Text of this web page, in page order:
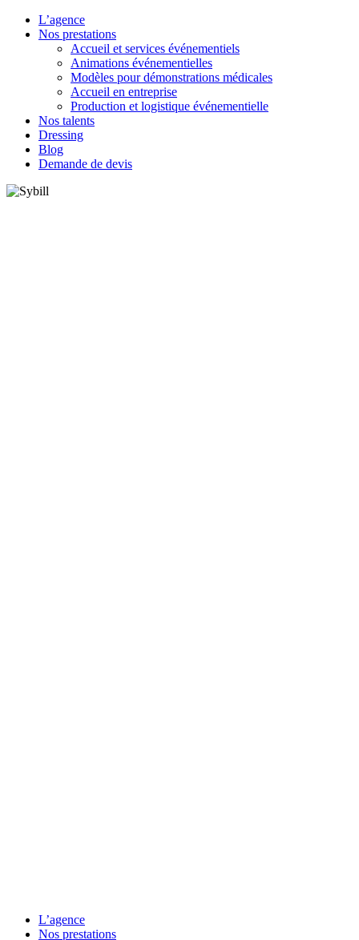
L’agence
Nos prestations
Accueil et services événementiels
Animations événementielles
Modèles pour démonstrations médicales
Accueil en entreprise
Production et logistique événementielle
Nos talents
Dressing
Blog
Demande de devis
L’agence
Nos prestations